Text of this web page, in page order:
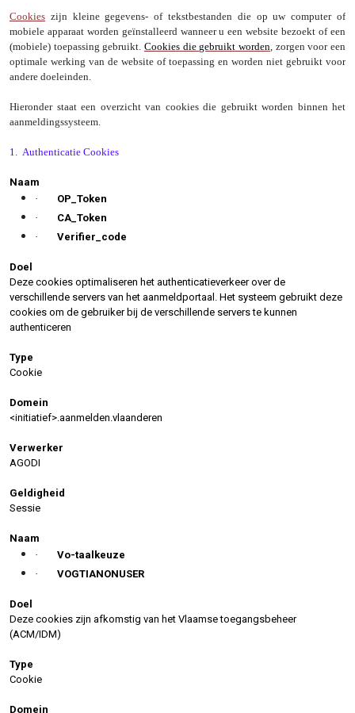
Cookies zijn kleine gegevens- of tekstbestanden die op uw computer of
mobiele apparaat worden geïnstalleerd wanneer u een website bezoekt of een
(mobiele) toepassing gebruikt. Cookies die gebruikt worden, zorgen voor een
optimale werking van de website of toepassing en worden niet gebruikt voor
andere doeleinden.
Hieronder staat een overzicht van cookies die gebruikt worden binnen het
aanmeldingssysteem.
1. Authenticatie Cookies
Naam
·
OP_Token
·
CA_Token
·
Verifier_code
Doel
Deze cookies optimaliseren het authenticatieverkeer over de
verschillende servers van het aanmeldportaal. Het systeem gebruikt deze
cookies om de gebruiker bij de verschillende servers te kunnen
authenticeren
Type
Cookie
Domein
<initiatief>.aanmelden.vlaanderen
Verwerker
AGODI
Geldigheid
Sessie
Naam
·
Vo-taalkeuze
·
VOGTIANONUSER
Doel
Deze cookies zijn afkomstig van het Vlaamse toegangsbeheer
(ACM/IDM)
Type
Cookie
Domein